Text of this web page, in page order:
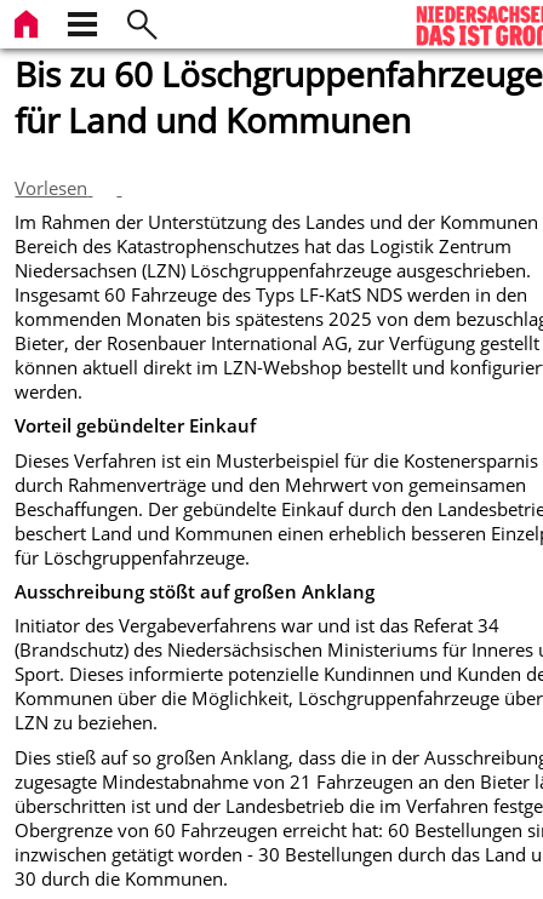
Bis zu 60 Löschgruppenfahrzeuge
für Land und Kommunen
Vorlesen
Im Rahmen der Unterstützung des Landes und der
Bereich des Katastrophenschutzes hat das Logistik Zentrum
Niedersachsen (LZN) Löschgruppenfahrzeuge ausgeschrieben.
Insgesamt 60 Fahrzeuge des Typs LF-KatS NDS werden in den
kommenden Monaten bis spätestens 2025 von dem
Bieter, der Rosenbauer International AG, zur Verfügung
können aktuell direkt im LZN-Webshop bestellt und
werden.
Vorteil gebündelter Einkauf
Dieses Verfahren ist ein Musterbeispiel für die Kostenersparnis
durch Rahmenverträge und den Mehrwert von gemeinsamen
Beschaffungen. Der gebündelte Einkauf durch den
beschert Land und Kommunen einen erheblich besseren
für Löschgruppenfahrzeuge.
Ausschreibung stößt auf großen Anklang
Initiator des Vergabeverfahrens war und ist das Referat 34
(Brandschutz) des Niedersächsischen Ministeriums für Inneres
Sport. Dieses informierte potenzielle Kundinnen und Kunden
Kommunen über die Möglichkeit, Löschgruppenfahrzeuge
LZN zu beziehen.
Dies stieß auf so großen Anklang, dass die in der
zugesagte Mindestabnahme von 21 Fahrzeugen an den Bieter
überschritten ist und der Landesbetrieb die im Verfahren
Obergrenze von 60 Fahrzeugen erreicht hat: 60 Bestellungen
inzwischen getätigt worden - 30 Bestellungen durch das Land
30 durch die Kommunen.